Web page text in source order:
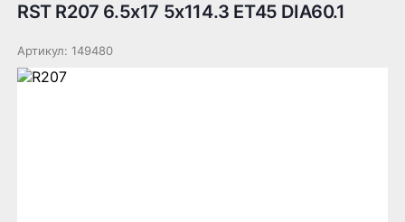
RST R207 6.5x17 5x114.3 ET45 DIA60.1
Артикул: 149480